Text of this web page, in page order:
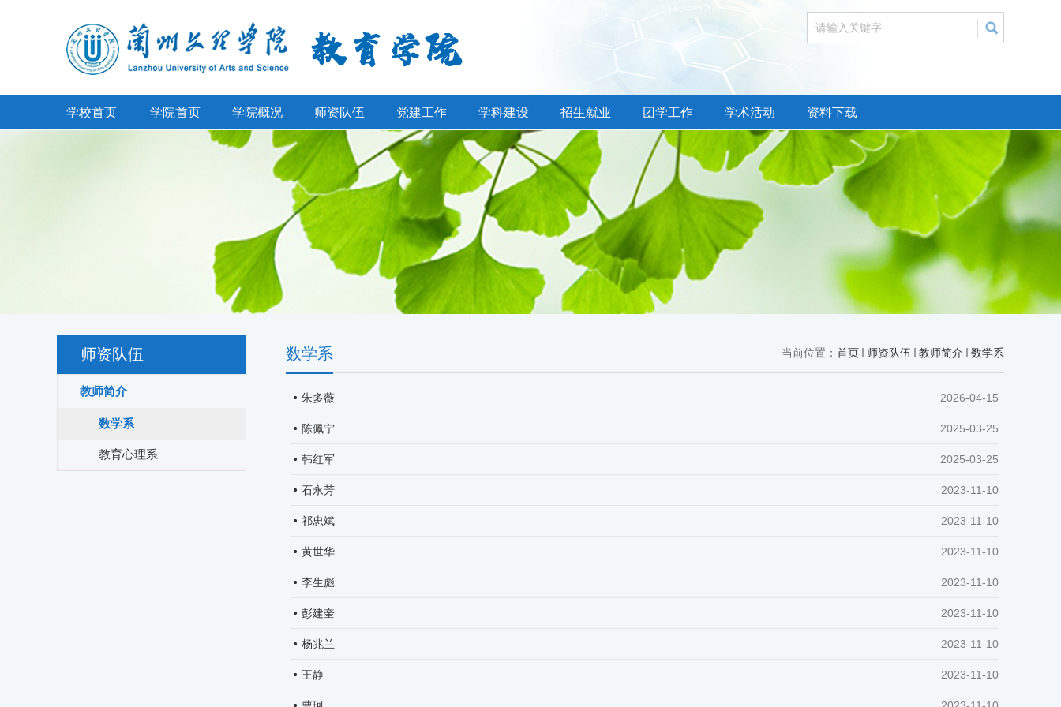
学校首页 学院首页 学院概况 师资队伍 党建工作 学科建设 招生就业 团学工作 学术活动 资料下载
师资队伍
教师简介
数学系
教育心理系
当前位置： 首页 师资队伍 教师简介 数学系
数学系
朱多薇 2026-04-15
陈佩宁 2025-03-25
韩红军 2025-03-25
石永芳 2023-11-10
祁忠斌 2023-11-10
黄世华 2023-11-10
李生彪 2023-11-10
彭建奎 2023-11-10
杨兆兰 2023-11-10
王静 2023-11-10